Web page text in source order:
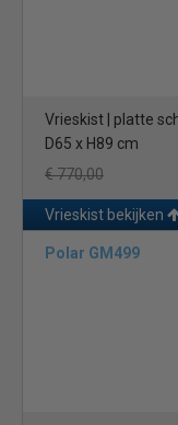
Vrieskist | platte
D65 x H89 cm
€ 770,00
Vrieskist bekijken
Polar GM499